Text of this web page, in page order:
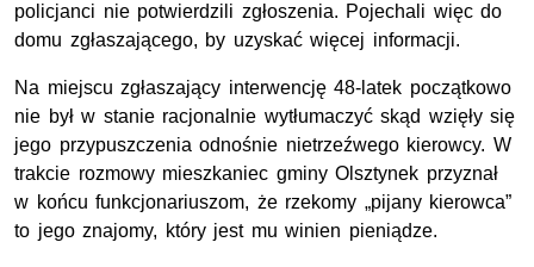
policjanci nie potwierdzili zgłoszenia. Pojechali więc do
domu zgłaszającego, by uzyskać więcej informacji.
Na miejscu zgłaszający interwencję 48-latek początkowo
nie był w stanie racjonalnie wytłumaczyć skąd wzięły się
jego przypuszczenia odnośnie nietrzeźwego kierowcy. W
trakcie rozmowy mieszkaniec gminy Olsztynek przyznał
w końcu funkcjonariuszom, że rzekomy „pijany kierowca”
to jego znajomy, który jest mu winien pieniądze.